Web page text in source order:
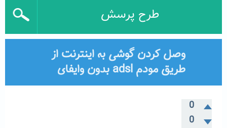
طرح پرسش
وصل کردن گوشی به اینترنت از
طریق مودم adsl بدون وایفای
0
0